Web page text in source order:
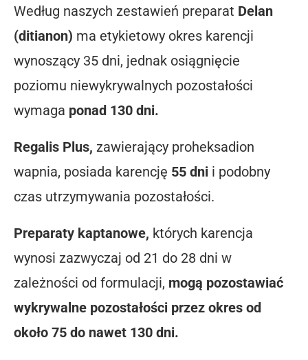
Według naszych zestawień preparat Delan
(ditianon) ma etykietowy okres karencji
wynoszący 35 dni, jednak osiągnięcie
poziomu niewykrywalnych pozostałości
wymaga ponad 130 dni.
Regalis Plus, zawierający proheksadion
wapnia, posiada karencję 55 dni i podobny
czas utrzymywania pozostałości.
Preparaty kaptanowe, których karencja
wynosi zazwyczaj od 21 do 28 dni w
zależności od formulacji, mogą pozostawiać
wykrywalne pozostałości przez okres od
około 75 do nawet 130 dni.